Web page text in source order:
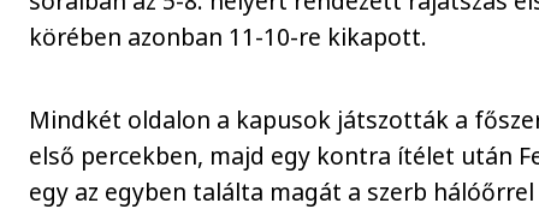
körében azonban 11-10-re kikapott.
Mindkét oldalon a kapusok játszották a
első percekben, majd egy kontra ítélet után
egy az egyben találta magát a szerb